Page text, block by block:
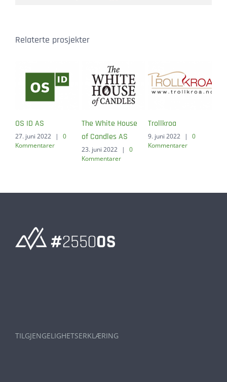
Relaterte prosjekter
OS ID AS
27. juni 2022 |
0
Kommentarer
The White House
of Candles AS
23. juni 2022 |
0
Kommentarer
Trollkroa
9. juni 2022 |
0
Kommentarer
TILGJENGELIGHETSERKLÆRING